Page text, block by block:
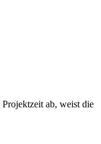
ab, weist die